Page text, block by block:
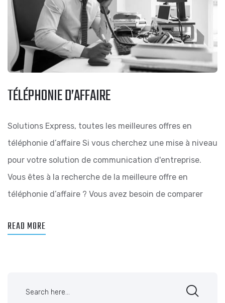
TÉLÉPHONIE D’AFFAIRE
Solutions Express, toutes les meilleures offres en
téléphonie d’affaire Si vous cherchez une mise à niveau
pour votre solution de communication d'entreprise.
Vous êtes à la recherche de la meilleure offre en
téléphonie d’affaire ? Vous avez besoin de comparer
READ MORE